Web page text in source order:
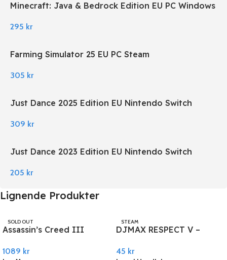
Minecraft: Java & Bedrock Edition EU PC Windows
295 kr
Farming Simulator 25 EU PC Steam
305 kr
Just Dance 2025 Edition EU Nintendo Switch
309 kr
Just Dance 2023 Edition EU Nintendo Switch
205 kr
Lignende Produkter
SOLD OUT
UBISOFT
Assassin’s Creed III
Connect
1089 kr
STEAM
DJMAX RESPECT V –
45 kr